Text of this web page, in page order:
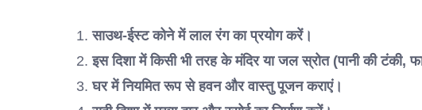
साउथ-ईस्ट कोने में लाल रंग का प्रयोग करें।
इस दिशा में किसी भी तरह के मंदिर या जल स्रोत (पानी की टंकी,
घर में नियमित रूप से हवन और वास्तु पूजन कराएं।